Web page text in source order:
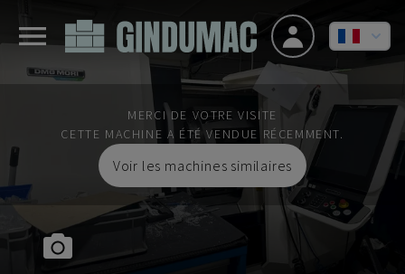
MERCI DE VOTRE VISITE
CETTE MACHINE A ÉTÉ VENDUE RÉCEMMENT.
Voir les machines similaires